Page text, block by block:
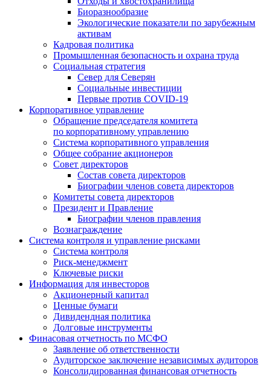
Биоразнообразие
Экологические показатели по зарубежным
активам
Кадровая политика
Промышленная безопасность и охрана труда
Социальная стратегия
Север для Северян
Социальные инвестиции
Первые против COVID‑19
Корпоративное управление
Обращение председателя комитета
по корпоративному управлению
Система корпоративного управления
Общее собрание акционеров
Совет директоров
Состав совета директоров
Биографии членов совета директоров
Комитеты совета директоров
Президент и Правление
Биографии членов правления
Вознаграждение
Система контроля и управление рисками
Система контроля
Риск-менеджмент
Ключевые риски
Информация для инвесторов
Акционерный капитал
Ценные бумаги
Дивидендная политика
Долговые инструменты
Финасовая отчетность по МСФО
Заявление об ответственности
Аудиторское заключение независимых аудиторов
Консолидированная финансовая отчетность